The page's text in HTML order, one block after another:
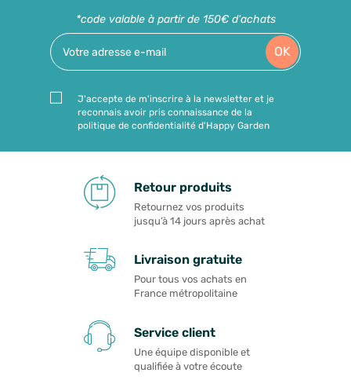
*code valable à partir de 150€ d'achats
OK
J'accepte de m'inscrire à la newsletter et je
reconnais avoir pris connaissance de la
politique de confidentialité d'Happy Garden
Retour produits
Retournez vos produits
jusqu’à 14 jours après achat
Livraison gratuite
Pour tous vos achats en
France métropolitaine
Service client
Une équipe disponible et
qualifiée à votre écoute